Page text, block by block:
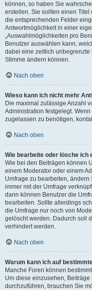
können, so haben Sie
erstellen. Sie sollten einen
die entsprechenden Felder
Antwortmöglichkeit in einer
„Auswahlmöglichkeiten pro
Benutzer auswählen kann,
dabei eine zeitlich
Stimme ändern können.
Nach oben
Wieso kann ich nicht mehr
Die maximal zulässige Anzahl
Administration festgelegt.
zugelassen zu benötigen,
Nach oben
Wie bearbeite oder lösche ich
Wie bei den Beiträgen können
einem Moderator oder einem
Umfrage zu bearbeiten,
immer mit der Umfrage
dann können Benutzer die
bearbeiten. Sollte allerdings
die Umfrage nur noch von
gelöscht werden. Dadurch soll
verhindert werden.
Nach oben
Warum kann ich auf
Manche Foren können
Um diese einzusehen,
durchzuführen, brauchen Sie